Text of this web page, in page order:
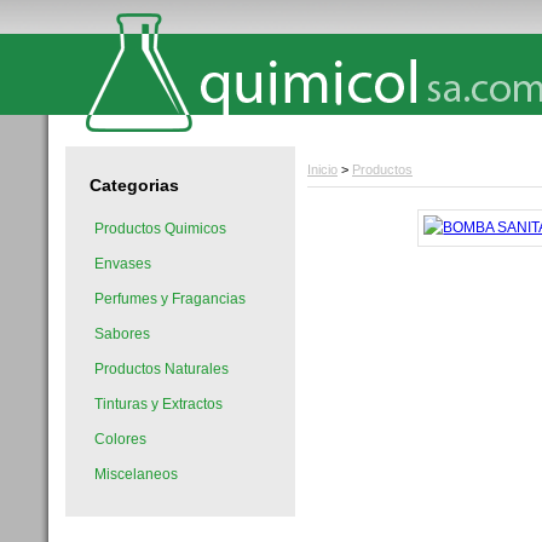
Categorias
Productos Quimicos
Envases
Perfumes y Fragancias
Sabores
Productos Naturales
Tinturas y Extractos
Colores
Miscelaneos
Inicio > Productos